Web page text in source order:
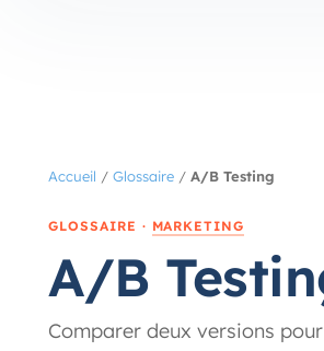
Accueil / Glossaire / A/B Testing
GLOSSAIRE · MARKETING
A/B
Comparer deux versions